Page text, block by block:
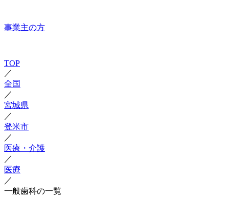
事業主の方
TOP
／
全国
／
宮城県
／
登米市
／
医療・介護
／
医療
／
一般歯科の一覧